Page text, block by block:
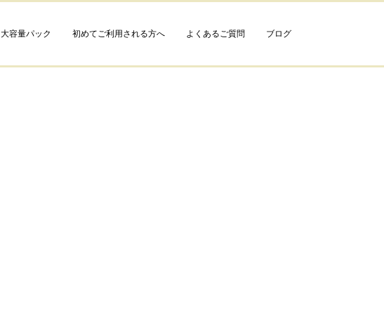
大容量パック 初めてご利用される方へ よくあるご質問 ブログ